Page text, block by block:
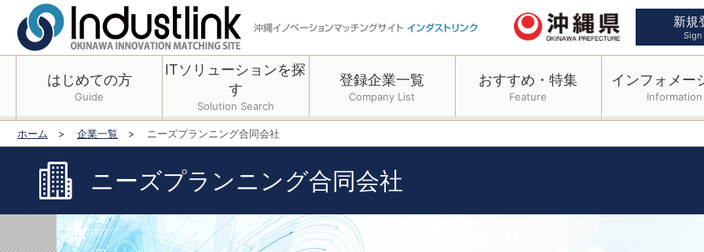
新規
Sign
はじめての方
Guide
ITソリューションを探
す
Solution Search
登録企業一覧
Company List
おすすめ・特集
Feature
インフォメー
Information
ホーム 企業一覧 ニーズプランニング合同会社
ニーズプランニング合同会社